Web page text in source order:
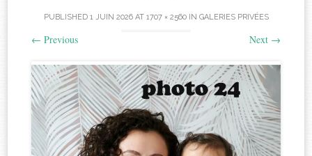
PUBLISHED 1 JUIN 2026AT 1707 × 2560IN GALERIES PRIVÉES
← Previous Next →